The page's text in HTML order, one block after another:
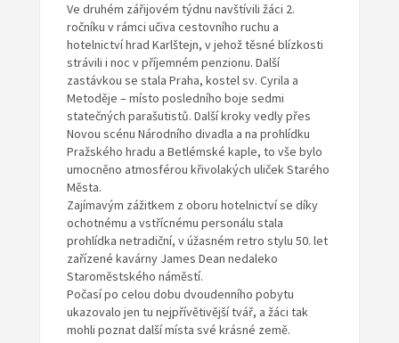
Ve druhém zářijovém týdnu navštívili žáci 2.
ročníku v rámci učiva cestovního ruchu a
hotelnictví hrad Karlštejn, v jehož těsné blízkosti
strávili i noc v příjemném penzionu. Další
zastávkou se stala Praha, kostel sv. Cyrila a
Metoděje – místo posledního boje sedmi
statečných parašutistů. Další kroky vedly přes
Novou scénu Národního divadla a na prohlídku
Pražského hradu a Betlémské kaple, to vše bylo
umocněno atmosférou křivolakých uliček Starého
Města.
Zajímavým zážitkem z oboru hotelnictví se díky
ochotnému a vstřícnému personálu stala
prohlídka netradiční, v úžasném retro stylu 50. let
zařízené kavárny James Dean nedaleko
Staroměstského náměstí.
Počasí po celou dobu dvoudenního pobytu
ukazovalo jen tu nejpřívětivější tvář, a žáci tak
mohli poznat další místa své krásné země.